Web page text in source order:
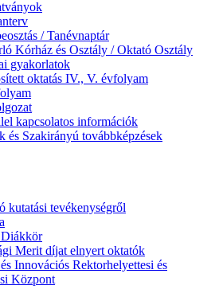
/ Tanévnaptár
Kórház és Osztály / Oktató Osztály
gyakorlatok
oktatás IV., V. évfolyam
kapcsolatos információk
és Szakirányú továbbképzések
kutatási tevékenységről
Merit díjat elnyert oktatók
Innovációs Rektorhelyettesi és
Központ